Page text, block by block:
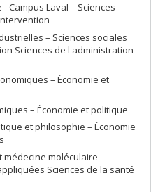
Campus Laval – Sciences
– Sciences sociales
Sciences de l'administration
– Économie et
– Économie et politique
et philosophie – Économie
moléculaire –
Sciences de la santé